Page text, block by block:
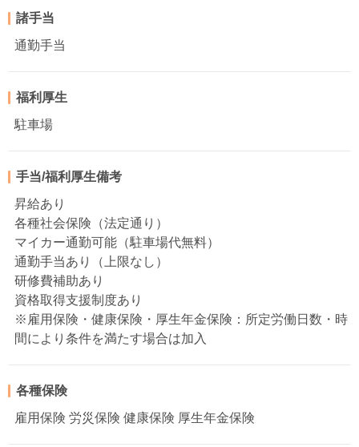
諸手当
通勤手当
福利厚生
駐車場
手当/福利厚生備考
昇給あり
各種社会保険（法定通り）
マイカー通勤可能（駐車場代無料）
通勤手当あり（上限なし）
研修費補助あり
資格取得支援制度あり
※雇用保険・健康保険・厚生年金保険：所定労働日数・時
間により条件を満たす場合は加入
各種保険
雇用保険 労災保険 健康保険 厚生年金保険